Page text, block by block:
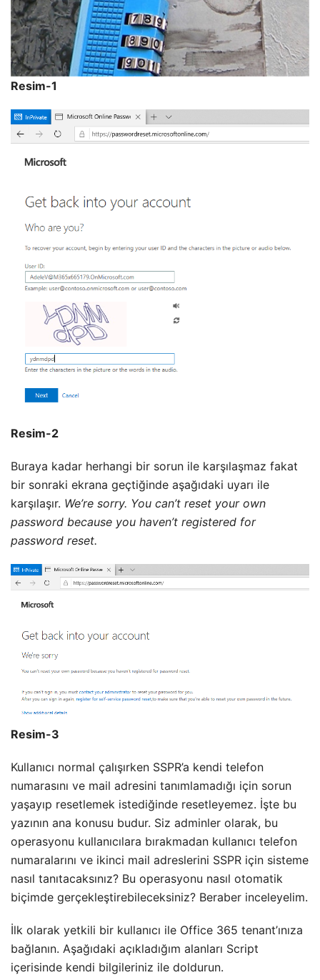
Resim-1
Resim-2
Buraya kadar herhangi bir sorun ile karşılaşmaz fakat
bir sonraki ekrana geçtiğinde aşağıdaki uyarı ile
karşılaşır. We’re sorry. You can’t reset your own
password because you haven’t registered for
password reset.
Resim-3
Kullanıcı normal çalışırken SSPR’a kendi telefon
numarasını ve mail adresini tanımlamadığı için sorun
yaşayıp resetlemek istediğinde resetleyemez. İşte bu
yazının ana konusu budur. Siz adminler olarak, bu
operasyonu kullanıcılara bırakmadan kullanıcı telefon
numaralarını ve ikinci mail adreslerini SSPR için sisteme
nasıl tanıtacaksınız? Bu operasyonu nasıl otomatik
biçimde gerçekleştirebileceksiniz? Beraber inceleyelim.
İlk olarak yetkili bir kullanıcı ile Office 365 tenant’ınıza
bağlanın. Aşağıdaki açıkladığım alanları Script
içerisinde kendi bilgileriniz ile doldurun.